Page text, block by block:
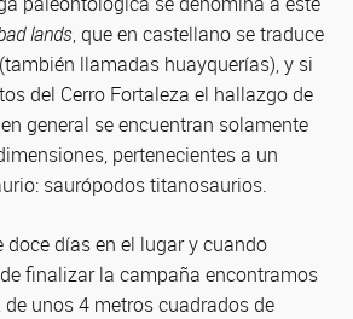
lands, que en castellano se traduce
llamadas huayquerías), y si
del Cerro Fortaleza el hallazgo de
general se encuentran solamente
pertenecientes a un
saurópodos titanosaurios.
doce días en el lugar y cuando
finalizar la campaña encontramos
de unos 4 metros cuadrados de